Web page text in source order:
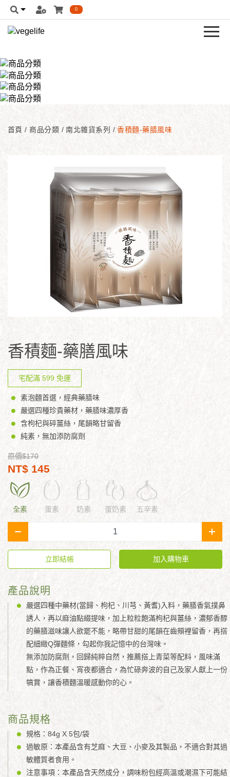
0
首頁/ 商品分類 /南北雜貨系列 / 香積麵-藥膳風味
香積麵-藥膳風味
宅配滿 599 免運
素泡麵首選，經典藥膳味
嚴選四種珍貴藥材，藥膳味濃厚香
含枸杞與碎薑絲，尾韻略甘留香
純素，無加添防腐劑
原價$170
NT$ 145
全素 蛋素 奶素 蛋奶素 五辛素
- +
立即結帳 加入購物車
產品說明
嚴選四種中藥材(當歸、枸杞、川芎、黃耆)入料，藥膳香氣撲鼻
誘人，再以麻油點綴提味，加上粒粒飽滿枸杞與薑絲，濃郁香醇
的藥膳滋味讓人欲罷不能，略帶甘甜的尾韻在齒頰裡留香，再搭
配細緻Q彈麵條，勾起你我記憶中的台灣味。
無添加防腐劑，回歸純粹自然，推薦搭上青菜等配料，風味滿
點，作為正餐、宵夜都適合，為忙碌奔波的自己及家人獻上一份
犒賞，讓香積麵溫暖感動你的心。
商品規格
規格：84g X 5包/袋
過敏原：本產品含有芝麻、大豆、小麥及其製品，不適合對其過
敏體質者食用。
注意事項：本產品含天然成分，調味粉包經高溫或潮濕下可能結